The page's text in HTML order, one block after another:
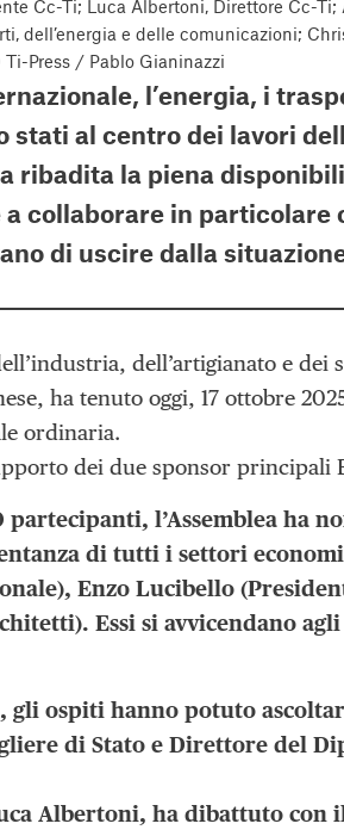
Cc-Ti; Luca Albertoni, Direttore Cc-
dell’energia e delle comunicazioni;
Press / Pablo Gianinazzi
l’energia, i
stati al centro dei lavori
ribadita la piena
a collaborare in
di uscire dalla
dell’artigianato e dei
ha tenuto oggi, 17 ottobre
ordinaria.
dei due sponsor principali
l’Assemblea ha
di tutti i settori
Enzo Lucibello
Essi si avvicendano
gli ospiti hanno potuto
di Stato e Direttore del
Albertoni, ha dibattuto con